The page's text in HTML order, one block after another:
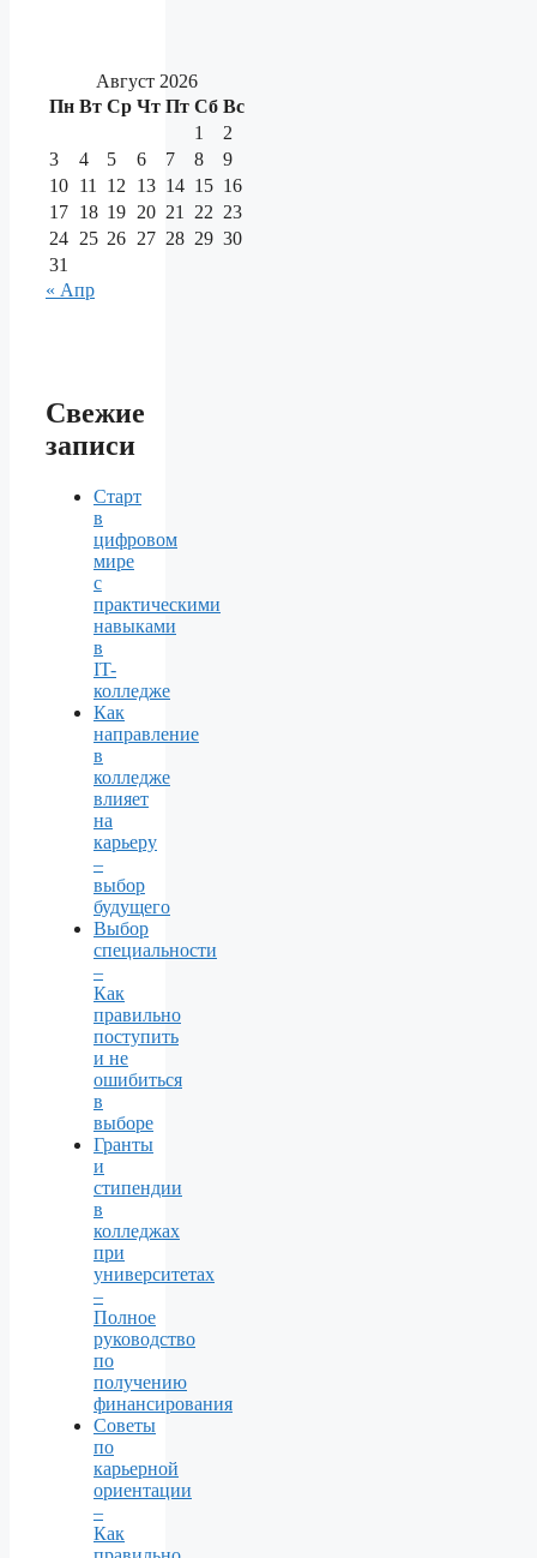
Август 2026
Пн Вт Ср Чт Пт Сб Вс
1
2
3
4 5 6 7 8
9
10 11 12 13 14 15 16
17 18 19 20 21 22 23
24 25 26 27 28 29 30
31
« Апр
Свежие
записи
Старт
в
цифровом
мире
с
практическими
навыками
в
IT-
колледже
Как
направление
в
колледже
влияет
на
карьеру
–
выбор
будущего
Выбор
специальности
–
Как
правильно
поступить
и не
ошибиться
в
выборе
Гранты
и
стипендии
в
колледжах
при
университетах
–
Полное
руководство
по
получению
финансирования
Советы
по
карьерной
ориентации
–
Как